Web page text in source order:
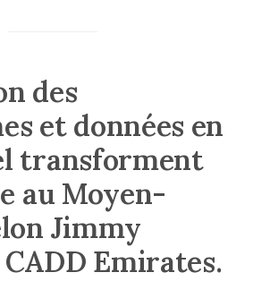
des
et données en
transforment
au Moyen-
Jimmy
CADD Emirates.